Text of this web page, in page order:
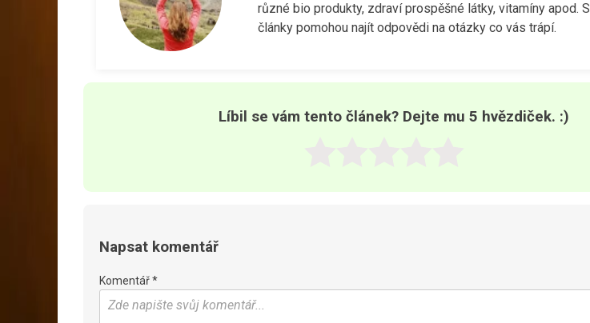
různé bio produkty, zdraví prospěšné látky, vitamíny apod.
články pomohou najít odpovědi na otázky co vás trápí.
Líbil se vám tento článek? Dejte mu 5 hvězdiček. :)
Napsat komentář
Komentář *